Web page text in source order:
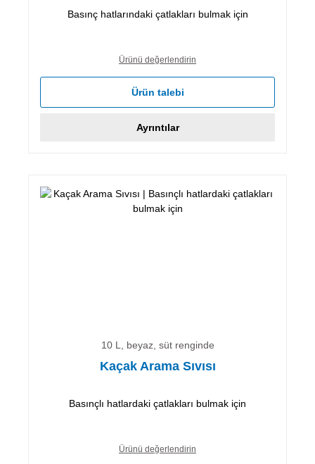
Basınç hatlarındaki çatlakları bulmak için
Ürünü değerlendirin
Ürün talebi
Ayrıntılar
10 L, beyaz, süt renginde
Kaçak Arama Sıvısı
Basınçlı hatlardaki çatlakları bulmak için
Ürünü değerlendirin